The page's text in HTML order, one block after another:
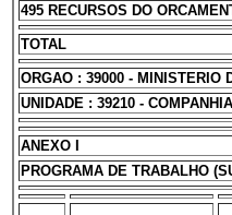
495 RECURSOS DO
TOTAL
ORGAO : 39000 - MINISTERIO
UNIDADE : 39210 -
ANEXO I
PROGRAMA DE TRABALHO